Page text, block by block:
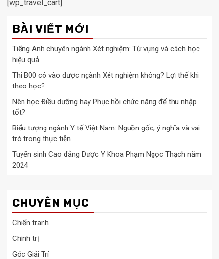
[wp_travel_cart]
BÀI VIẾT MỚI
Tiếng Anh chuyên ngành Xét nghiệm: Từ vựng và cách học
hiệu quả
Thi B00 có vào được ngành Xét nghiệm không? Lợi thế khi
theo học?
Nên học Điều dưỡng hay Phục hồi chức năng để thu nhập
tốt?
Biểu tượng ngành Y tế Việt Nam: Nguồn gốc, ý nghĩa và vai
trò trong thực tiễn
Tuyển sinh Cao đẳng Dược Y Khoa Phạm Ngọc Thạch năm
2024
CHUYÊN MỤC
Chiến tranh
Chính trị
Góc Giải Trí